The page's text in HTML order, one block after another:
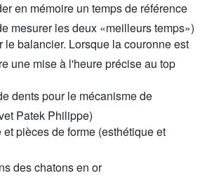
en mémoire un temps de référence
mesurer les deux «meilleurs temps»)
le balancier. Lorsque la couronne est
une mise à l'heure précise au top
dents pour le mécanisme de
Patek Philippe)
et pièces de forme (esthétique et
des chatons en or